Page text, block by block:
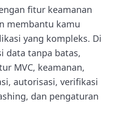
fitur keamanan
membantu kamu
yang kompleks. Di
data tanpa batas,
MVC, keamanan,
autorisasi, verifikasi
dan pengaturan